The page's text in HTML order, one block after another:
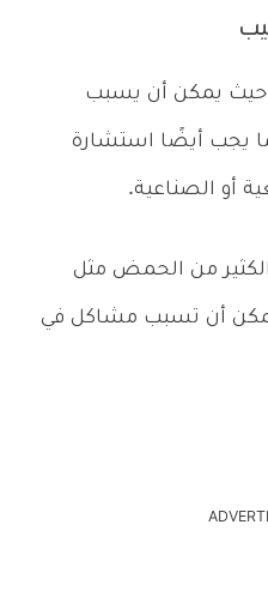
حيث يمكن أن يسبب
يجب أيضًا استشارة
أو الصناعية.
من الحمض مثل
يمكن أن تسبب مشاكل في